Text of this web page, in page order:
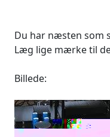
Du har næsten som
Læg lige mærke til
Billede: